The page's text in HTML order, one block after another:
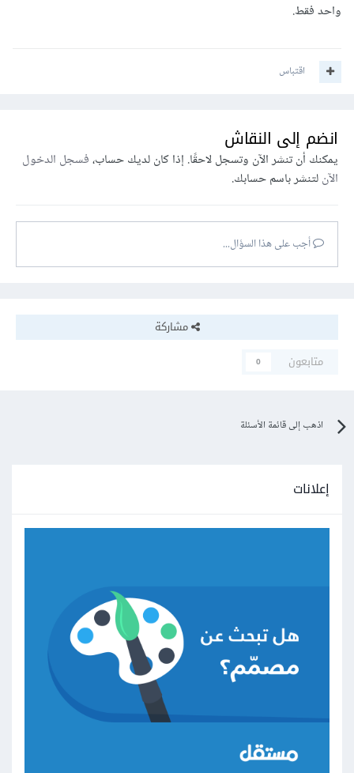
واحد فقط.
اقتباس
انضم إلى النقاش
يمكنك أن تنشر الآن وتسجل لاحقًا. إذا كان لديك حساب،فسجل الدخول
الآنلتنشر باسم حسابك.
أجب على هذا السؤال...
مشاركة
متابعون
0
اذهب إلى قائمة الأسئلة
إعلانات